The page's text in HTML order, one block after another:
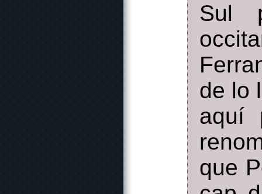
Sul
de lo
aquí
que